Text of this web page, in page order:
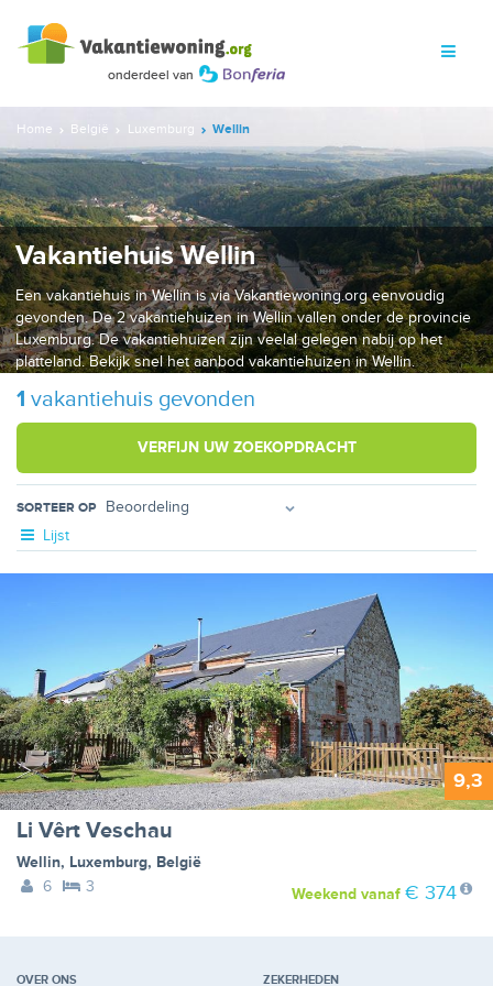
Home België Luxemburg Wellin
Vakantiehuis Wellin
Een vakantiehuis in Wellin is via Vakantiewoning.org eenvoudig
gevonden. De 2 vakantiehuizen in Wellin vallen onder de provincie
Luxemburg. De vakantiehuizen zijn veelal gelegen nabij op het
platteland. Bekijk snel het aanbod vakantiehuizen in Wellin.
1 vakantiehuis gevonden
VERFIJN UW ZOEKOPDRACHT
SORTEER OP
Lijst
9,3
Li Vêrt Veschau
Wellin, Luxemburg, België
6
3 Weekendvanaf € 374
OVER ONS ZEKERHEDEN